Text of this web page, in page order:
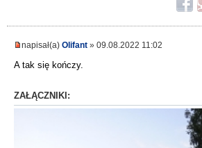
napisał(a) Olifant » 09.08.2022 11:02
A tak się kończy.
ZAŁĄCZNIKI: